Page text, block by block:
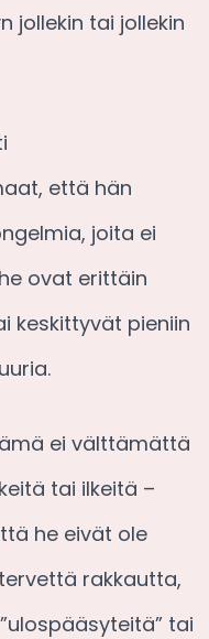
jollekin tai jollekin
että hän
joita ei
ovat erittäin
keskittyvät pieniin
ei välttämättä
tai ilkeitä –
he eivät ole
rakkautta,
tai